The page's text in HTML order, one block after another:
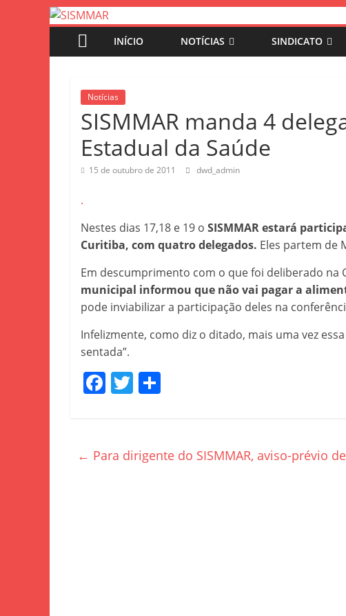
INÍCIO NOTÍCIAS SINDICATO
Notícias
SISMMAR manda 4
Estadual da Saúde
15 de outubro de 2011 dwd_admin
.
Nestes dias 17,18 e 19 o SISMMAR estará
Curitiba, com quatro delegados. Eles partem de
Em descumprimento com o que foi deliberado na
municipal informou que não vai pagar a
pode inviabilizar a participação deles na
Infelizmente, como diz o ditado, mais uma vez
sentada”.
F
e
T
er e
← Para dirigente do SISMMAR, aviso-prévio